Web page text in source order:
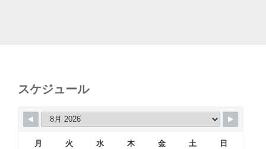
スケジュール
月 火 水 木 金 土 日